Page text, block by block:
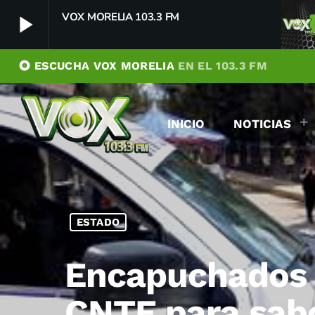
play_arrow VOX MORELIA 103.3 FM
play_arrow VOX MORELIA 103.3 FM
Player Debug
pushFeed = INITIALIZE1786080416978
[object Object]
newFeedReading = REITERATE - 1786080416979
newFeedReading = REITERATE - 1786080417098
album ESCUCHA VOX MORELIA EN EL 103.3 FM
INICIO NOTICIAS
ESTADO